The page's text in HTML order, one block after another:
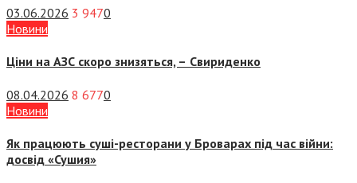
03.06.2026 3 9470
Новини
Ціни на АЗС скоро знизяться, – Свириденко
08.04.2026 8 6770
Новини
Як працюють суші-ресторани у Броварах під час війни:
досвід «Сушия»